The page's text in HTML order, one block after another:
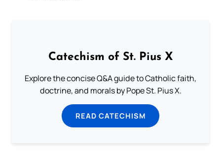
Catechism of St. Pius X
Explore the concise Q&A guide to Catholic faith,
doctrine, and morals by Pope St. Pius X.
READ CATECHISM